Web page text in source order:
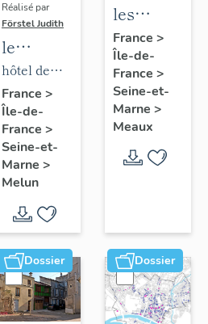
Réalisé par
Förstel Judith
le
mobilier
de l'hôtel
de ville
hôtel de
ville
France >
Île-de-
France >
Seine-et-
Marne >
Melun
les
maisons
et
immeubles
de
Meaux
France >
Île-de-
France >
Seine-et-
Marne >
Meaux
Dossier Dossier